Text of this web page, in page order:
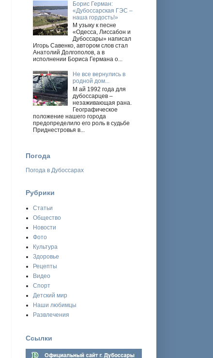
Борис Герман:
«Дубоссарская ГЭС –
наша гордость!»
М узыку к песне
«Одесса, Лиссабон и
Дубоссары» написал
Игорь Савенко, автором слов стал
Анатолий Долгополов, а в
исполнении Бориса Германа о...
Не все вернулись в
родной дом...
М ай 1992 года для
дубоссарцев –
незаживающая рана.
Географическое
положение нашего города
предопределило его роль в судьбе
Приднестровья в...
Погода
Погода в Дубоссарах
Рубрики
Статьи
Общество
Новости
Фото
Культура
Здоровье
Рецепты
Видео
Спорт
Детский мир
Наши любимцы
Развлечения
Ссылки